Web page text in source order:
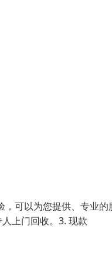
，可以为您提供、专业的
上门回收。3. 现款